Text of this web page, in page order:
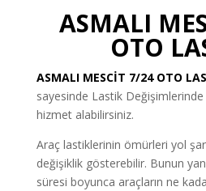
ASMALI
OTO
ASMALI MESCİT 7/24 OTO
sayesinde Lastik
hizmet alabilirsiniz.
Araç lastiklerinin ömürleri yol
değişiklik gösterebilir. Bunun
süresi boyunca araçların ne